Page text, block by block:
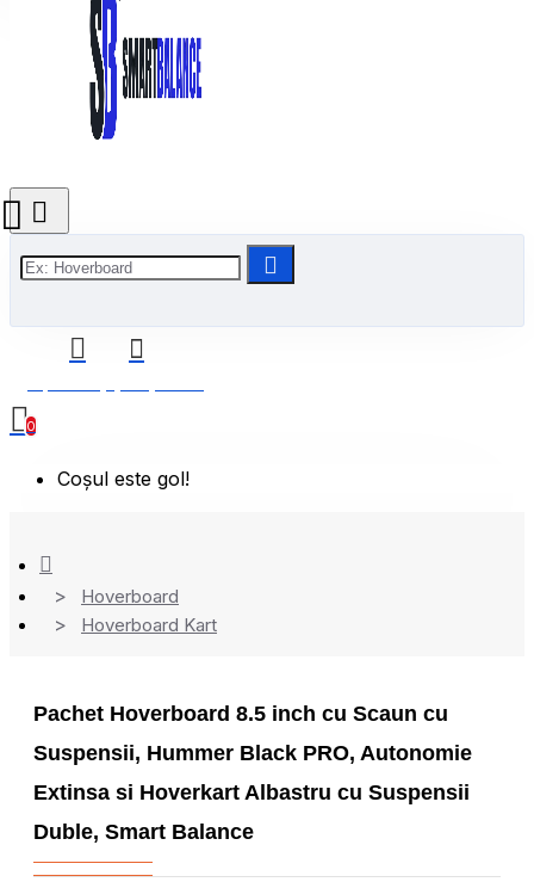
0
Coșul este gol!
Hoverboard
Hoverboard Kart
Pachet Hoverboard 8.5 inch cu Scaun cu
Suspensii, Hummer Black PRO, Autonomie
Extinsa si Hoverkart Albastru cu Suspensii
Duble, Smart Balance